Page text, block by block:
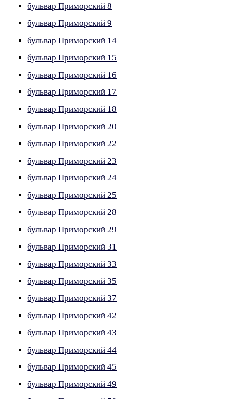
бульвар Приморский 8
бульвар Приморский 9
бульвар Приморский 14
бульвар Приморский 15
бульвар Приморский 16
бульвар Приморский 17
бульвар Приморский 18
бульвар Приморский 20
бульвар Приморский 22
бульвар Приморский 23
бульвар Приморский 24
бульвар Приморский 25
бульвар Приморский 28
бульвар Приморский 29
бульвар Приморский 31
бульвар Приморский 33
бульвар Приморский 35
бульвар Приморский 37
бульвар Приморский 42
бульвар Приморский 43
бульвар Приморский 44
бульвар Приморский 45
бульвар Приморский 49